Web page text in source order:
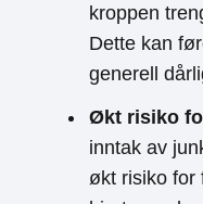
kroppen
Dette kan
generell
Økt risiko
inntak av
økt risiko for